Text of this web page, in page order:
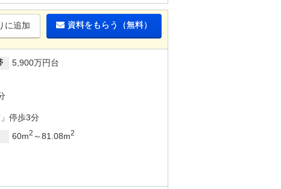
に追加 資料をもらう（無料）
5,900万円台
停歩3分
60m2 ～81.08m2